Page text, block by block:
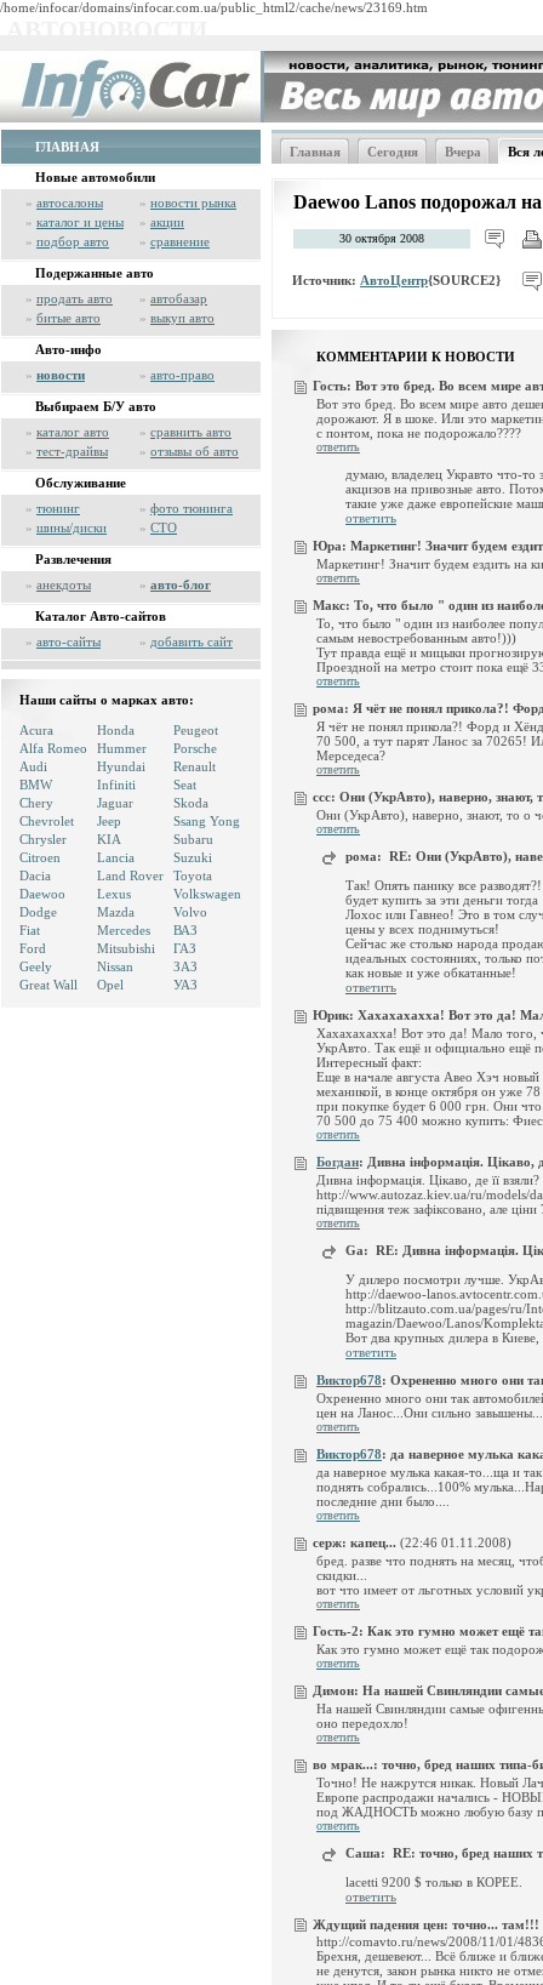
/home/infocar/domains/infocar.com.ua/public_html2/cache/news/23169.htm
ГЛАВНАЯ
Новые автомобили
» автосалоны » новости рынка
» каталог и цены » акции
» подбор авто » сравнение
Подержанные авто
» продать авто » автобазар
» битые авто » выкуп авто
Авто-инфо
» новости » авто-право
Выбираем Б/У авто
» каталог авто » сравнить авто
» тест-драйвы » отзывы об авто
Обслуживание
» тюнинг » фото тюнинга
» шины/диски » СТО
Развлечения
» анекдоты » авто-блог
Каталог Авто-сайтов
» авто-сайты » добавить сайт
Наши сайты о марках авто:
Acura
Alfa Romeo
Audi
BMW
Chery
Chevrolet
Chrysler
Citroen
Dacia
Daewoo
Dodge
Fiat
Ford
Geely
Great Wall
Honda
Hummer
Hyundai
Infiniti
Jaguar
Jeep
KIA
Lancia
Land Rover
Lexus
Mazda
Mercedes
Mitsubishi
Nissan
Opel
Peugeot
Porsche
Renault
Seat
Skoda
Ssang Yong
Subaru
Suzuki
Toyota
Volkswagen
Volvo
ВАЗ
ГАЗ
ЗАЗ
УАЗ
Главная Сегодня Вчера Вся
Daewoo Lanos подорожал
30 октября 2008
Источник: АвтоЦентр{SOURCE2}
КОММЕНТАРИИ К НОВОСТИ
Гость: Вот это бред. Во всем мире
Вот это бред. Во всем мире авто
дорожают. Я в шоке. Или это
с понтом, пока не подорожало????
ответить
думаю, владелец Укравто что-то
акцизов на привозные авто.
такие уже даже европейские
ответить
Юра: Маркетинг! Значит будем
Маркетинг! Значит будем ездить на
ответить
Макс: То, что было " один из
То, что было " один из наиболее
самым невостребованным авто!)))
Тут правда ещё и мицыки
Проездной на метро стоит пока ещё
ответить
рома: Я чёт не понял прикола?!
Я чёт не понял прикола?! Форд и
70 500, а тут парят Ланос за 70265!
Мерседеса?
ответить
ccc: Они (УкрАвто), наверно, знают,
Они (УкрАвто), наверно, знают, то о
ответить
рома: RE: Они (УкрАвто),
Так! Опять панику все
будет купить за эти деньги
Лохос или Гавнео! Это в том
цены у всех поднимуться!
Сейчас же столько народа
идеальных состояниях, только
как новые и уже обкатанные!
ответить
Юрик: Хахахахахха! Вот это да!
Хахахахахха! Вот это да! Мало того,
УкрАвто. Так ещё и официально ещё
Интересный факт:
Еще в начале августа Авео Хэч
механикой, в конце октября он уже
при покупке будет 6 000 грн. Они
70 500 до 75 400 можно купить:
ответить
Богдан: Дивна інформація. Цікаво,
Дивна інформація. Цікаво, де її
http://www.autozaz.kiev.ua/ru/models/
підвищення теж зафіксовано, але
ответить
Ga: RE: Дивна інформація.
У дилеро посмотри лучше.
http://daewoo-
http://blitzauto.com.ua/pages/ru/
magazin/Daewoo/Lanos/
Вот два крупных дилера в
ответить
Виктор678: Охрененно много они
Охрененно много они так
цен на Ланос...Они сильно завышены...
ответить
Виктор678: да наверное мулька
да наверное мулька какая-то...ща и
поднять собрались...100%
последние дни было....
ответить
серж: капец... (22:46 01.11.2008)
бред. разве что поднять на месяц,
скидки...
вот что имеет от льготных условий
ответить
Гость-2: Как это гумно может ещё
Как это гумно может ещё так
ответить
Димон: На нашей Свинляндии
На нашей Свинляндии самые
оно передохло!
ответить
во мрак...: точно, бред наших типа-
Точно! Не нажрутся никак. Новый
Европе распродажи начались -
под ЖАДНОСТЬ можно любую базу
ответить
Саша: RE: точно, бред наших
lacetti 9200 $ только в КОРЕЕ.
ответить
Ждущий падения цен: точно... там!!!
http://comavto.ru/news/2008/11/01/
Брехня, дешевеют... Всё ближе и
не денутся, закон рынка никто не